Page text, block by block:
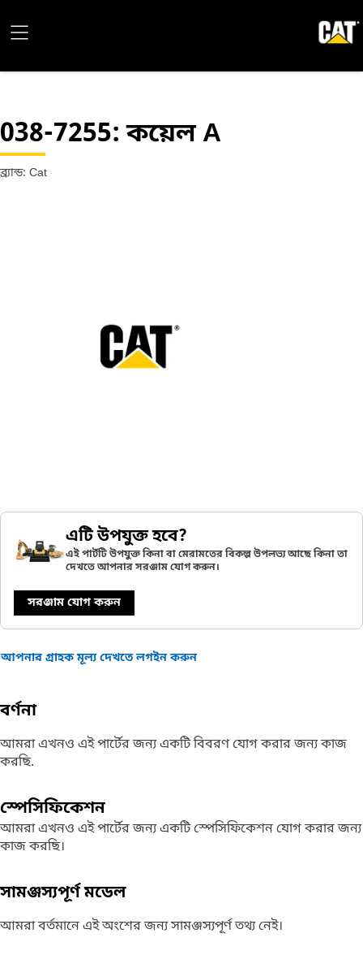
038-7255: কয়েল A
ব্র্যান্ড: Cat
এটি উপযুক্ত হবে?
এই পার্টটি উপযুক্ত কিনা বা মেরামতের বিকল্প উপলভ্য আছে কিনা তা
দেখতে আপনার সরঞ্জাম যোগ করুন।
সরঞ্জাম যোগ করুন
আপনার গ্রাহক মূল্য দেখতে লগইন করুন
বর্ণনা
আমরা এখনও এই পার্টের জন্য একটি বিবরণ যোগ করার জন্য কাজ
করছি.
স্পেসিফিকেশন
আমরা এখনও এই পার্টের জন্য একটি স্পেসিফিকেশন যোগ করার জন্য
কাজ করছি।
সামঞ্জস্যপূর্ণ মডেল
আমরা বর্তমানে এই অংশের জন্য সামঞ্জস্যপূর্ণ তথ্য নেই।